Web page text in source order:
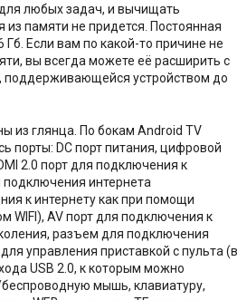
любых задач, и вычищать
памяти не придется. Постоянная
Если вам по какой-то причине не
вы всегда можете её расширить с
устройством до
из глянца. По бокам Android TV
порты: DC порт питания, цифровой
2.0 порт для подключения к
интернета
к интернету как при помощи
WIFI), AV порт для подключения к
разъем для подключения
управления приставкой с пульта (в
USB 2.0, к которым можно
мышь, клавиатуру,